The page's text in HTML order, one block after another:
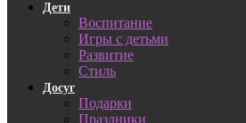
Дети
Воспитание
Игры с детьми
Развитие
Стиль
Досуг
Подарки
Праздники